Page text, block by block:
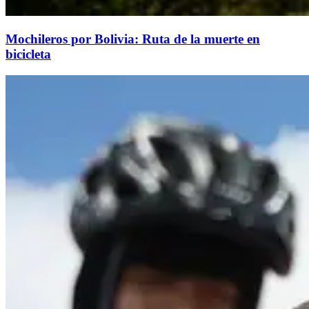
Mochileros por Bolivia: Ruta de la muerte en
bicicleta